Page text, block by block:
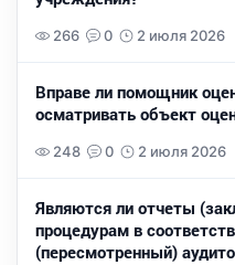
266 0 2 июля 2026
Вправе ли помощник
осматривать объект
248 0 2 июля 2026
Являются ли отчеты
процедурам в
(пересмотренный)